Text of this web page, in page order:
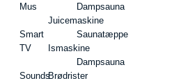
Mus
Smart
TV
Sounds
Juicemaskine
Ismaskine
Brødrister
Dampsauna
Saunatæppe
Dampsauna